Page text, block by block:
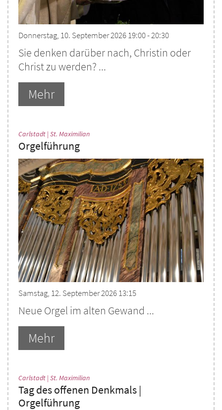
Donnerstag, 10. September 2026 19:00 - 20:30
Sie denken darüber nach, Christin oder
Christ zu werden? ...
Mehr
Carlstadt | St. Maximilian:
Orgelführung
Samstag, 12. September 2026 13:15
Neue Orgel im alten Gewand ...
Mehr
Carlstadt | St. Maximilian:
Tag des offenen Denkmals |
Orgelführung